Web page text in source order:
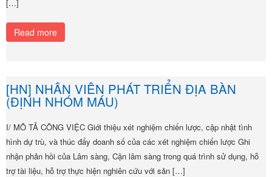
[…]
Read more
[HN] NHÂN VIÊN PHÁT TRIỂN ĐỊA BÀN
(ĐỊNH NHÓM MÁU)
I/ MÔ TẢ CÔNG VIỆC Giới thiệu xét nghiệm chiến lược, cập nhật tình
hình dự trù, và thúc đẩy doanh số của các xét nghiệm chiến lược Ghi
nhận phản hồi của Lâm sàng, Cận lâm sàng trong quá trình sử dụng, hỗ
trợ tài liệu, hỗ trợ thực hiện nghiên cứu với sản […]